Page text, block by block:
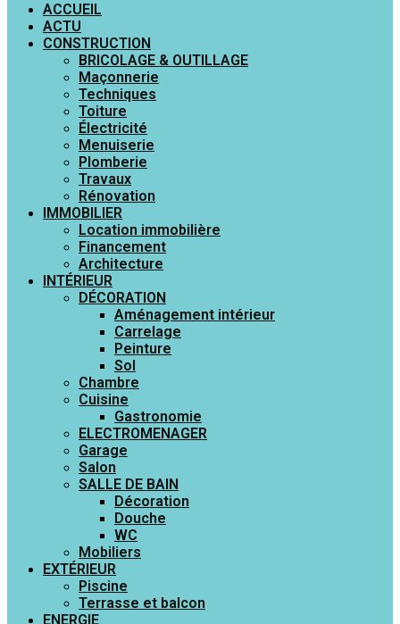
ACCUEIL
ACTU
CONSTRUCTION
BRICOLAGE & OUTILLAGE
Maçonnerie
Techniques
Toiture
Électricité
Menuiserie
Plomberie
Travaux
Rénovation
IMMOBILIER
Location immobilière
Financement
Architecture
INTÉRIEUR
DÉCORATION
Aménagement intérieur
Carrelage
Peinture
Sol
Chambre
Cuisine
Gastronomie
ELECTROMENAGER
Garage
Salon
SALLE DE BAIN
Décoration
Douche
WC
Mobiliers
EXTÉRIEUR
Piscine
Terrasse et balcon
ENERGIE